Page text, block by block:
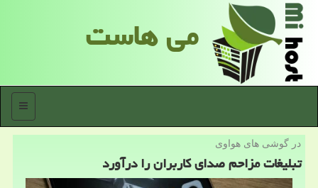
می هاست
منو
در گوشی های هواوی
تبلیغات مزاحم صدای كاربران را درآورد